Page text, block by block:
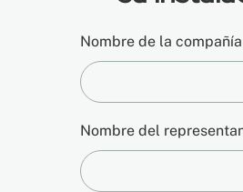
Nombre de la
Nombre del